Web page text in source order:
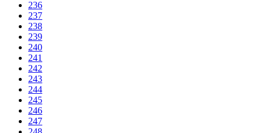
236
237
238
239
240
241
242
243
244
245
246
247